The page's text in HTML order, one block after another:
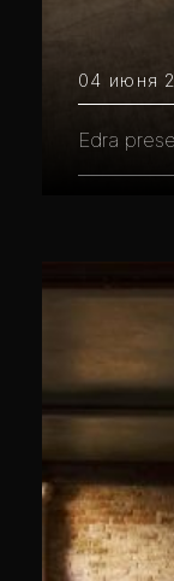
04 июня
Edra